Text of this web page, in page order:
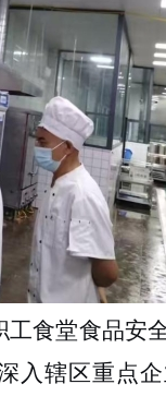
工食堂食品安
入辖区重点